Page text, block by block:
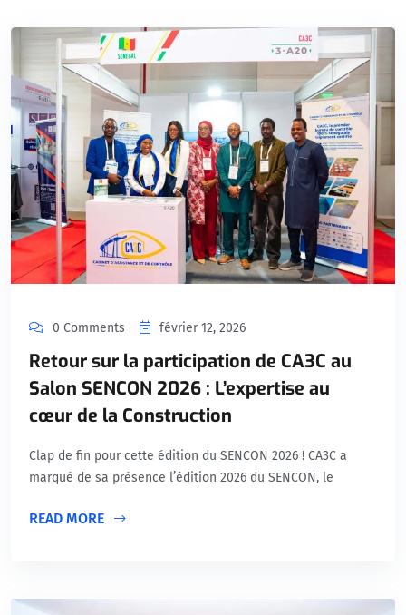
0 Comments février 12, 2026
Retour sur la participation de CA3C au
Salon SENCON 2026 : L’expertise au
cœur de la Construction
Clap de fin pour cette édition du SENCON 2026 ! CA3C a
marqué de sa présence l’édition 2026 du SENCON, le
READ MORE